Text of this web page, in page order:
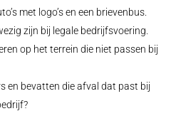
met logo’s en een brievenbus.
zijn bij legale bedrijfsvoering.
op het terrein die niet passen bij
en bevatten die afval dat past bij